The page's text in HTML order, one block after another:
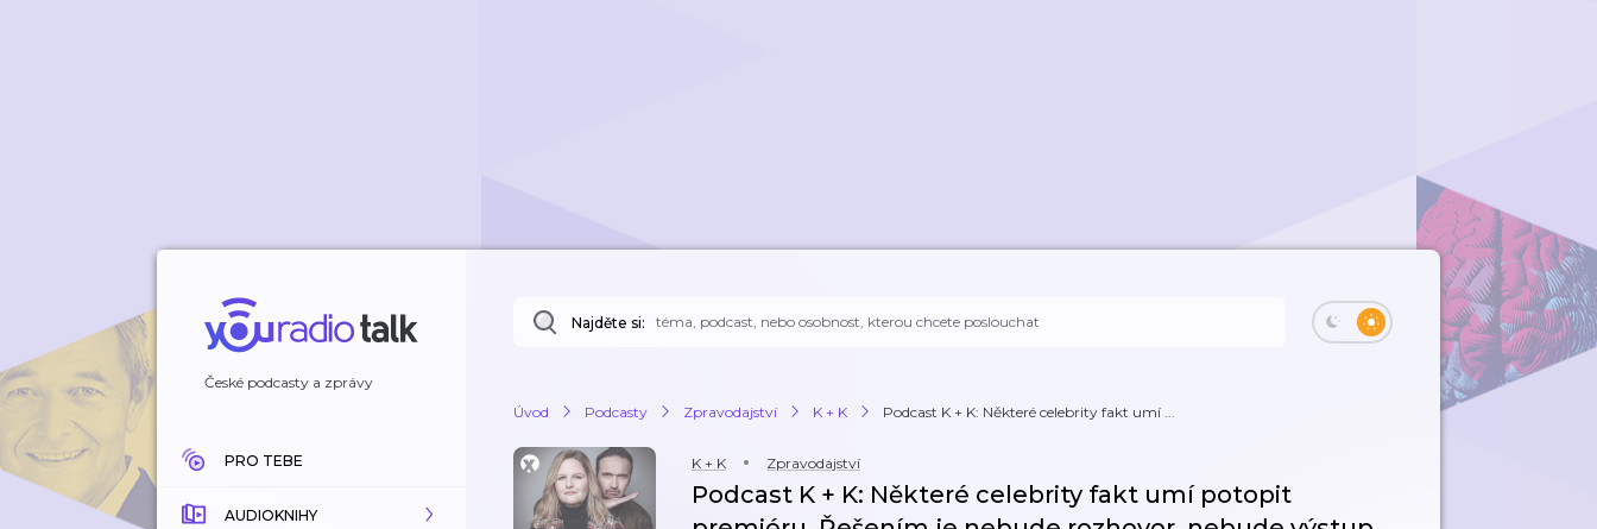
České podcasty a zprávy
PRO TEBE
AUDIOKNIHY
Najděte si:
Úvod Podcasty Zpravodajství K + K Podcast K + K: Některé celebrity fakt umí ...
K + K Zpravodajství
Podcast K + K: Některé celebrity fakt umí potopit